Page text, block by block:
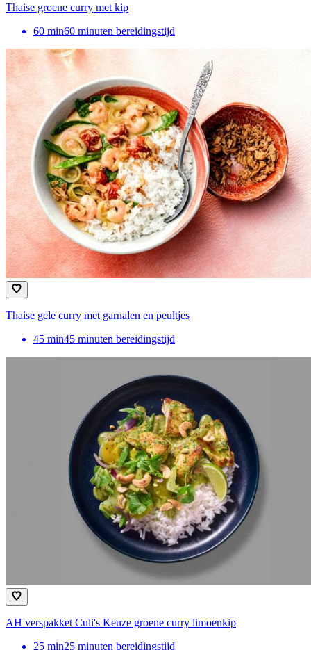
Thaise groene curry met kip
60 min60 minuten bereidingstijd
Thaise gele curry met garnalen en peultjes
45 min45 minuten bereidingstijd
AH verspakket Culi's Keuze groene curry limoenkip
25 min25 minuten bereidingstijd